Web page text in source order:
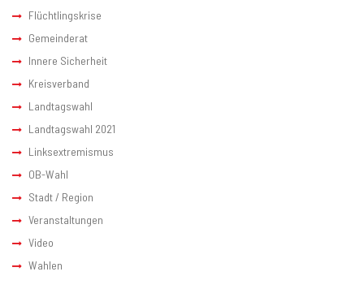
Flüchtlingskrise
Gemeinderat
Innere Sicherheit
Kreisverband
Landtagswahl
Landtagswahl 2021
Linksextremismus
OB-Wahl
Stadt / Region
Veranstaltungen
Video
Wahlen